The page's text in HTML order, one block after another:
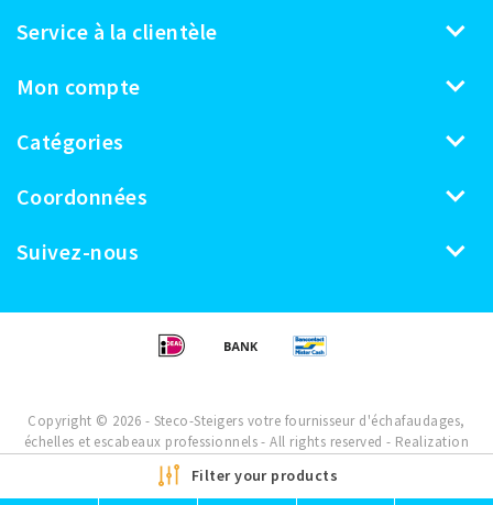
Service à la clientèle
Mon compte
Catégories
Coordonnées
Suivez-nous
Copyright © 2026 - Steco-Steigers votre fournisseur d'échafaudages,
échelles et escabeaux professionnels - All rights reserved - Realization
Filter your products